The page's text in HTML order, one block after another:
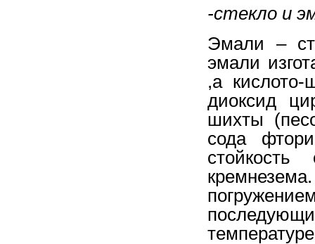
-стекло и
Эмали –
эмали
,а
диоксид
шихты
сода